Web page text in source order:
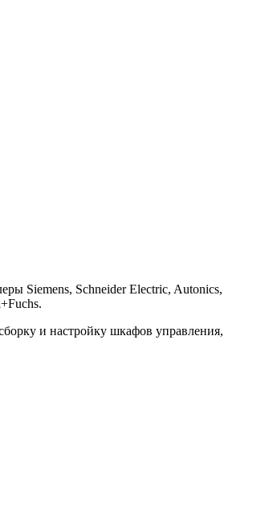
Siemens, Schneider Electric, Autonics,
и настройку шкафов управления,